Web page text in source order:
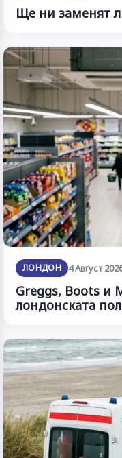
Ще ни заменят
ЛОНДОН 4 Август
Greggs, Boots и
лондонската